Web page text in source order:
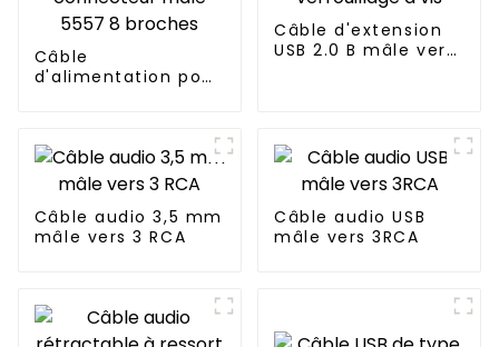
Câble
d'alimentation pour
5557 6 broches vers
connecteur mâle
5557 8 broches
Câble d'extension
USB 2.0 B mâle vers
Câble audio 3,5 mm
mâle vers 3 RCA
Câble audio USB
mâle vers 3RCA